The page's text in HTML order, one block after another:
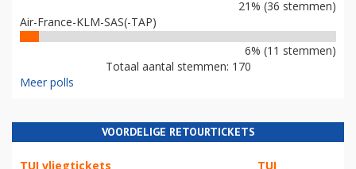
21% (36 stemmen)
Air-France-KLM-SAS(-TAP)
6% (11 stemmen)
Totaal aantal stemmen: 170
Meer polls
VOORDELIGE RETOURTICKETS
TUI vliegtickets TUI